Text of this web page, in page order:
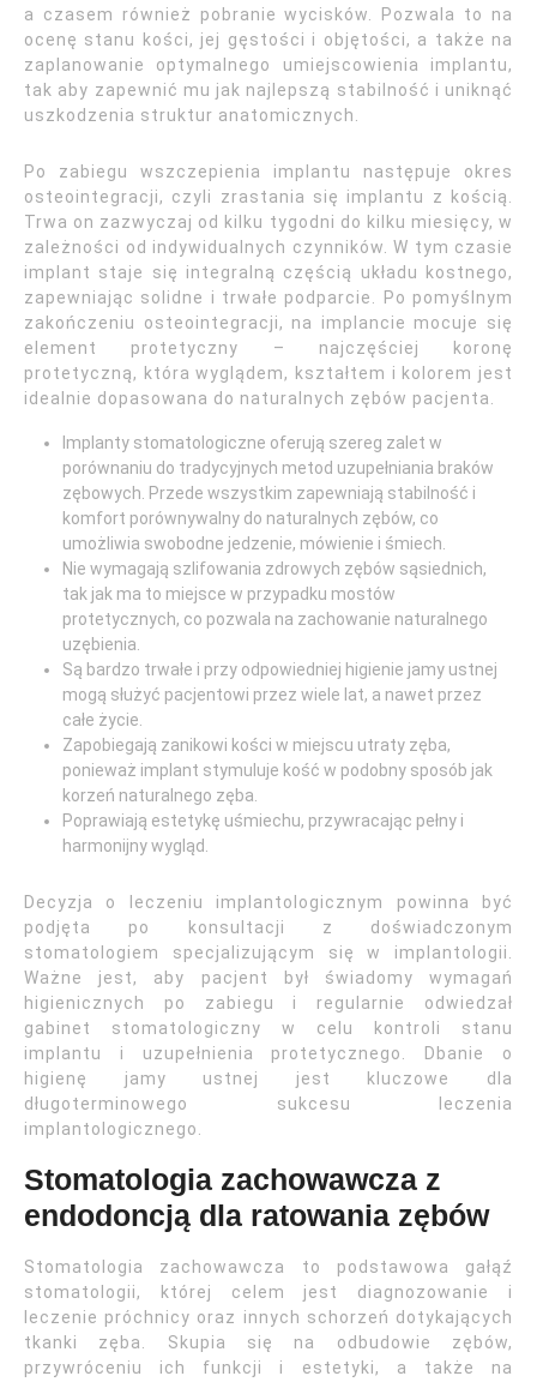
a czasem również pobranie wycisków. Pozwala to na
ocenę stanu kości, jej gęstości i objętości, a także na
zaplanowanie optymalnego umiejscowienia implantu,
tak aby zapewnić mu jak najlepszą stabilność i uniknąć
uszkodzenia struktur anatomicznych.
Po zabiegu wszczepienia implantu następuje okres
osteointegracji, czyli zrastania się implantu z kością.
Trwa on zazwyczaj od kilku tygodni do kilku miesięcy, w
zależności od indywidualnych czynników. W tym czasie
implant staje się integralną częścią układu kostnego,
zapewniając solidne i trwałe podparcie. Po pomyślnym
zakończeniu osteointegracji, na implancie mocuje się
element protetyczny – najczęściej koronę
protetyczną, która wyglądem, kształtem i kolorem jest
idealnie dopasowana do naturalnych zębów pacjenta.
Implanty stomatologiczne oferują szereg zalet w
porównaniu do tradycyjnych metod uzupełniania braków
zębowych. Przede wszystkim zapewniają stabilność i
komfort porównywalny do naturalnych zębów, co
umożliwia swobodne jedzenie, mówienie i śmiech.
Nie wymagają szlifowania zdrowych zębów sąsiednich,
tak jak ma to miejsce w przypadku mostów
protetycznych, co pozwala na zachowanie naturalnego
uzębienia.
Są bardzo trwałe i przy odpowiedniej higienie jamy ustnej
mogą służyć pacjentowi przez wiele lat, a nawet przez
całe życie.
Zapobiegają zanikowi kości w miejscu utraty zęba,
ponieważ implant stymuluje kość w podobny sposób jak
korzeń naturalnego zęba.
Poprawiają estetykę uśmiechu, przywracając pełny i
harmonijny wygląd.
Decyzja o leczeniu implantologicznym powinna być
podjęta po konsultacji z doświadczonym
stomatologiem specjalizującym się w implantologii.
Ważne jest, aby pacjent był świadomy wymagań
higienicznych po zabiegu i regularnie odwiedzał
gabinet stomatologiczny w celu kontroli stanu
implantu i uzupełnienia protetycznego. Dbanie o
higienę jamy ustnej jest kluczowe dla
długoterminowego sukcesu leczenia
implantologicznego.
Stomatologia zachowawcza z
endodoncją dla ratowania zębów
Stomatologia zachowawcza to podstawowa gałąź
stomatologii, której celem jest diagnozowanie i
leczenie próchnicy oraz innych schorzeń dotykających
tkanki zęba. Skupia się na odbudowie zębów,
przywróceniu ich funkcji i estetyki, a także na